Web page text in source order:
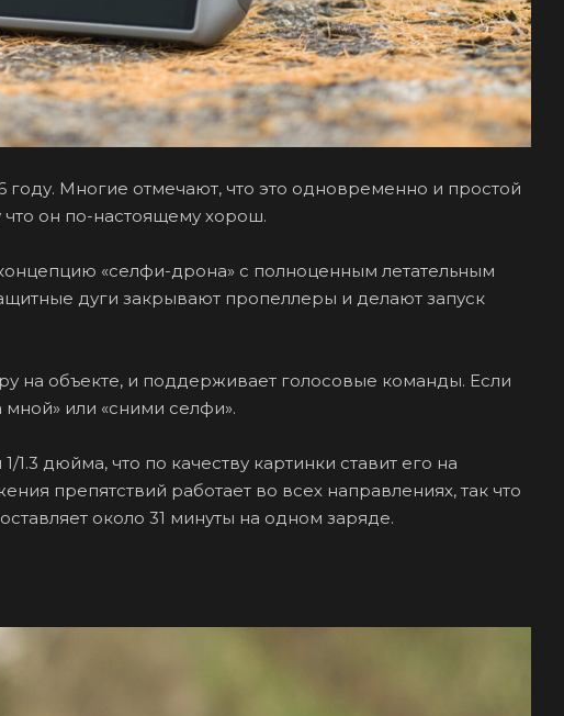
Многие отмечают, что это одновременно и простой
что он по-настоящему хорош.
«селфи-дрона» с полноценным летательным
дуги закрывают пропеллеры и делают запуск
на объекте, и поддерживает голосовые команды. Если
мной» или «сними селфи».
дюйма, что по качеству картинки ставит его на
препятствий работает во всех направлениях, так что
около 31 минуты на одном заряде.